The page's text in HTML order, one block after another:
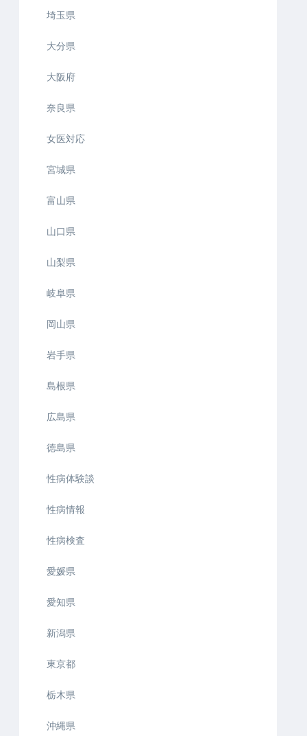
埼玉県
大分県
大阪府
奈良県
女医対応
宮城県
富山県
山口県
山梨県
岐阜県
岡山県
岩手県
島根県
広島県
徳島県
性病体験談
性病情報
性病検査
愛媛県
愛知県
新潟県
東京都
栃木県
沖縄県